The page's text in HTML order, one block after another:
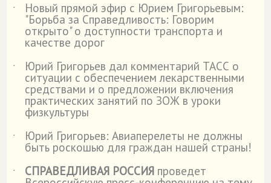
˙ Новый прямой эфир с Юрием Григорьевым:
"Борьба за Справедливость: Говорим
открыто" о доступности транспорта и
качестве дорог
˙
Юрий Григорьев дал комментарий ТАСС о
ситуации с обеспечением лекарственными
средствами и о предложении включения
практических занятий по ЗОЖ в уроки
физкультуры
˙
Юрий Григорьев: Авиаперелеты не должны
быть роскошью для граждан нашей страны!
˙
СПРАВЕДЛИВАЯ РОССИЯ проведет